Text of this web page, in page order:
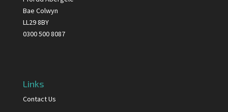
Bae Colwyn
LL29 8BY
0300 500 8087
Links
Contact Us